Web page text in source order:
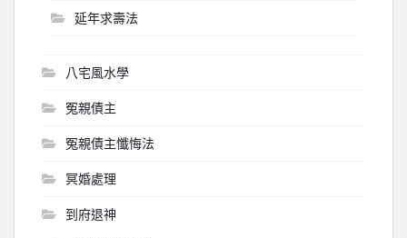
延年求壽法
八宅風水學
冤親債主
冤親債主懺悔法
冥婚處理
到府退神